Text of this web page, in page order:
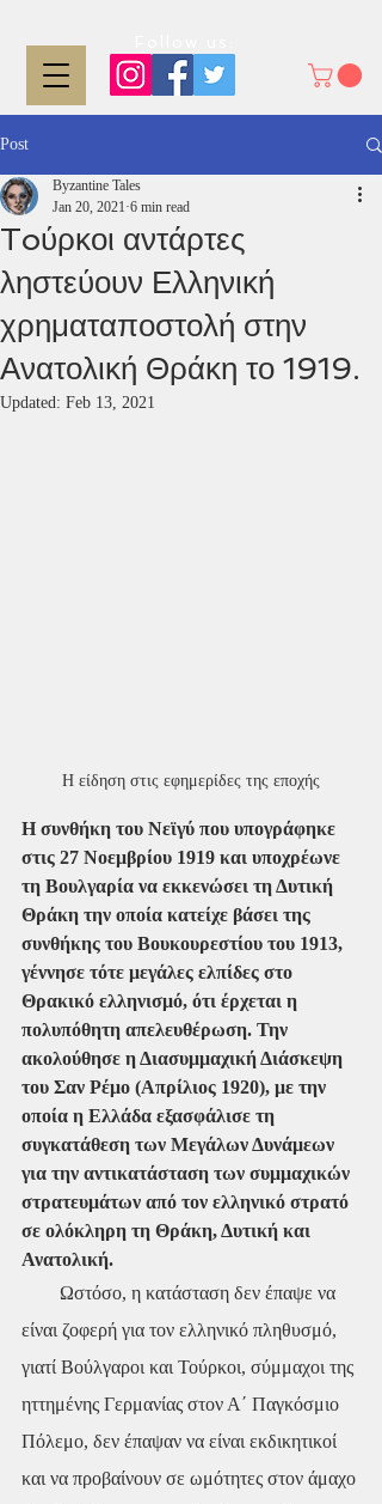
Post
Toύρκοι αντάρτες
ληστεύουν Ελληνική
χρηματαποστολή στην
Ανατολική Θράκη το 1919.
Byzantine Tales
Jan 20, 2021 6 min read
Updated: Feb 13, 2021
Η είδηση στις εφημερίδες της εποχής
Η συνθήκη του Νεϊγύ που υπογράφηκε
στις 27 Νοεμβρίου 1919 και υποχρέωνε
τη Βουλγαρία να εκκενώσει τη Δυτική
Θράκη την οποία κατείχε βάσει της
συνθήκης του Βουκουρεστίου του 1913,
γέννησε τότε μεγάλες ελπίδες στο
Θρακικό ελληνισμό, ότι έρχεται η
πολυπόθητη απελευθέρωση. Την
ακολούθησε η Διασυμμαχική Διάσκεψη
του Σαν Ρέμο (Απρίλιος 1920), με την
οποία η Ελλάδα εξασφάλισε τη
συγκατάθεση των Μεγάλων Δυνάμεων
για την αντικατάσταση των συμμαχικών
στρατευμάτων από τον ελληνικό στρατό
σε ολόκληρη τη Θράκη, Δυτική και
Ανατολική.
είναι ζοφερή για τον ελληνικό πληθυσμό,
γιατί Βούλγαροι και Τούρκοι, σύμμαχοι της
ηττημένης Γερμανίας στον Α΄ Παγκόσμιο
Πόλεμο, δεν έπαψαν να είναι εκδικητικοί
και να προβαίνουν σε ωμότητες στον άμαχο